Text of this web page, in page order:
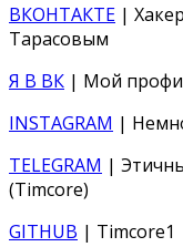
ВКОНТАКТЕ |
Тарасовым
Я В ВК | Мой
INSTAGRAM |
TELEGRAM |
(Timcore)
GITHUB | Timcore1